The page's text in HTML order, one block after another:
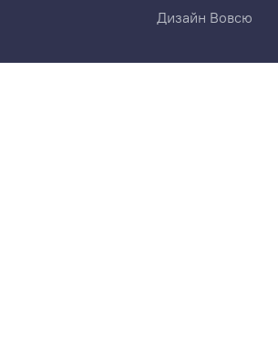
Дизайн Вовсю